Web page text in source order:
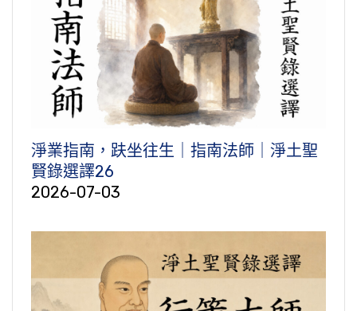
淨業指南，趺坐往生｜指南法師｜淨土聖
賢錄選譯26
2026-07-03